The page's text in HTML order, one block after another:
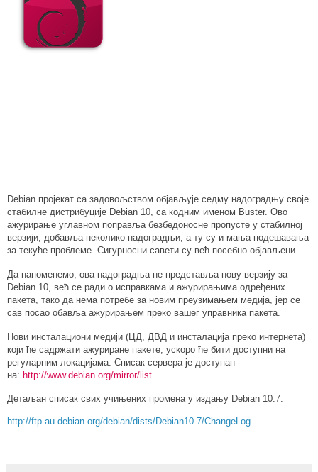
Debian пројекат са задовољством објављује седму надоградњу своје
стабилне дистрибуције Debian 10, са кодним именом Buster. Ово
ажурирање углавном поправља безбедоносне пропусте у стабилној
верзији, добавља неколико надоградњи, а ту су и мања подешавања
за текуће проблеме. Сигурносни савети су већ посебно објављени.
Да напоменемо, ова надоградња не представља нову верзију за
Debian 10, већ се ради о исправкама и ажурирањима одређених
пакета, тако да нема потребе за новим преузимањем медија, јер се
сав посао обавља ажурирањем преко вашег управника пакета.
Нови инсталациони медији (ЦД, ДВД и инсталација преко интернета)
који ће садржати ажуриране пакете, ускоро ће бити доступни на
регуларним локацијама. Списак сервера је доступан
на: http://www.debian.org/mirror/list
Детаљан списак свих учињених промена у издању Debian 10.7:
http://ftp.au.debian.org/debian/dists/Debian10.7/ChangeLog